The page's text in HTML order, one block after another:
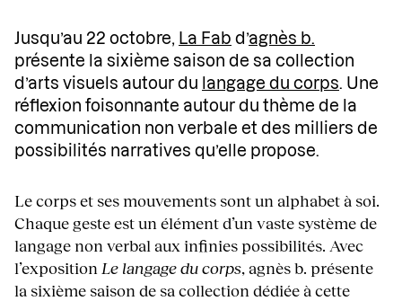
Jusqu’au 22 octobre, La Fab d’agnès b.
présente la sixième saison de sa collection
d’arts visuels autour du langage du corps. Une
réflexion foisonnante autour du thème de la
communication non verbale et des milliers de
possibilités narratives qu’elle propose.
Le corps et ses mouvements sont un alphabet à soi.
Chaque geste est un élément d’un vaste système de
langage non verbal aux infinies possibilités. Avec
l’exposition Le langage du corps, agnès b. présente
la sixième saison de sa collection dédiée à cette